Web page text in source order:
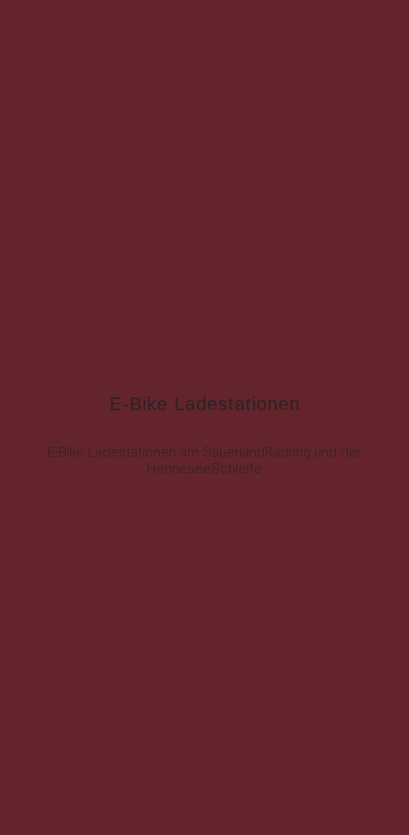
E-Bike Ladestationen
E-Bike Ladestationen am SauerlandRadring und der
HenneseeSchleife